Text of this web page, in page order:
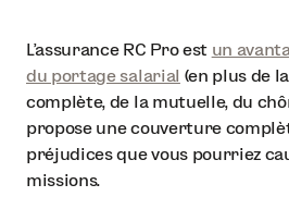
L’assurance RC Pro est un
du portage salarial (en plus de
complète, de la mutuelle, du
propose une couverture
préjudices que vous pourriez
missions.